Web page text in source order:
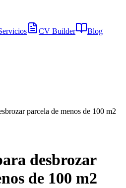
CV Builder Blog
parcela de menos de 100 m2
desbrozar
de 100 m2